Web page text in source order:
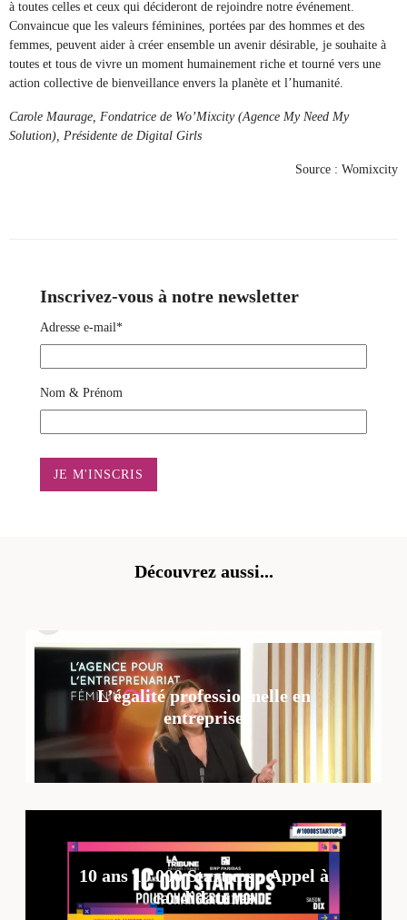
à toutes celles et ceux qui décideront de rejoindre notre événement.
Convaincue que les valeurs féminines, portées par des hommes et des
femmes, peuvent aider à créer ensemble un avenir désirable, je souhaite à
toutes et tous de vivre un moment humainement riche et tourné vers une
action collective de bienveillance envers la planète et l’humanité.
Carole Maurage, Fondatrice de Wo’Mixcity (Agence My Need My
Solution), Présidente de Digital Girls
Source : Womixcity
Inscrivez-vous à notre newsletter
Adresse e-mail*
Nom & Prénom
Découvrez aussi...
L’égalité professionnelle en
entreprise
10 ans 10 000 Startups : Appel à
candidatures